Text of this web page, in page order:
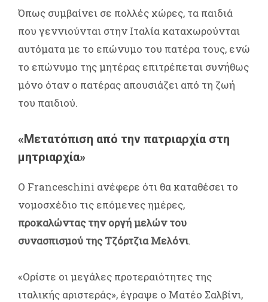
Όπως συμβαίνει σε πολλές χώρες, τα παιδιά
που γεννιούνται στην Ιταλία καταχωρούνται
αυτόματα με το επώνυμο του πατέρα τους, ενώ
το επώνυμο της μητέρας επιτρέπεται συνήθως
μόνο όταν ο πατέρας απουσιάζει από τη ζωή
του παιδιού.
«Μετατόπιση από την πατριαρχία στη
μητριαρχία»
Ο Franceschini ανέφερε ότι θα καταθέσει το
νομοσχέδιο τις επόμενες ημέρες,
προκαλώντας την οργή μελών του
συνασπισμού της Τζόρτζια Μελόνι.
«Ορίστε οι μεγάλες προτεραιότητες της
ιταλικής αριστεράς», έγραψε ο Ματέο Σαλβίνι,